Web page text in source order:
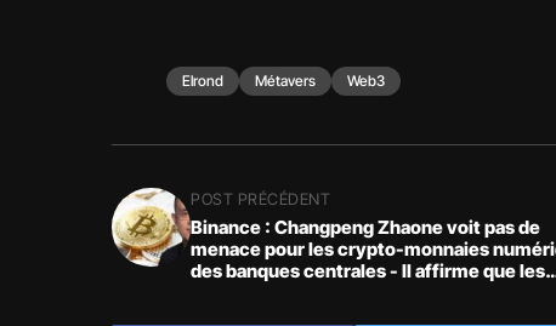
Elrond Métavers Web3
POST PRÉCÉDENT
Binance : Changpeng Zhaone voit pas de
menace pour les crypto-monnaies
des banques centrales - Il affirme que les